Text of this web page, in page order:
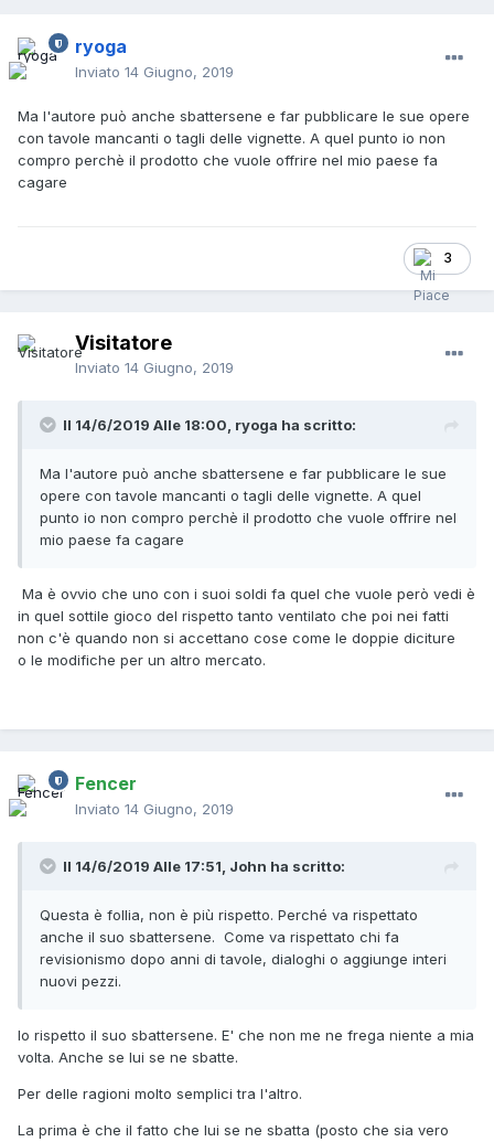
ryoga
Inviato 14 Giugno, 2019
Ma l'autore può anche sbattersene e far pubblicare le sue opere
con tavole mancanti o tagli delle vignette. A quel punto io non
compro perchè il prodotto che vuole offrire nel mio paese fa
cagare
3
Visitatore
Inviato 14 Giugno, 2019
Il 14/6/2019 Alle 18:00, ryoga ha scritto:
Ma l'autore può anche sbattersene e far pubblicare le sue
opere con tavole mancanti o tagli delle vignette. A quel
punto io non compro perchè il prodotto che vuole offrire nel
mio paese fa cagare
Ma è ovvio che uno con i suoi soldi fa quel che vuole però vedi è
in quel sottile gioco del rispetto tanto ventilato che poi nei fatti
non c'è quando non si accettano cose come le doppie diciture
o le modifiche per un altro mercato.
Fencer
Inviato 14 Giugno, 2019
Il 14/6/2019 Alle 17:51, John ha scritto:
Questa è follia, non è più rispetto. Perché va rispettato
anche il suo sbattersene. Come va rispettato chi fa
revisionismo dopo anni di tavole, dialoghi o aggiunge interi
nuovi pezzi.
Io rispetto il suo sbattersene. E' che non me ne frega niente a mia
volta. Anche se lui se ne sbatte.
Per delle ragioni molto semplici tra l'altro.
La prima è che il fatto che lui se ne sbatta (posto che sia vero